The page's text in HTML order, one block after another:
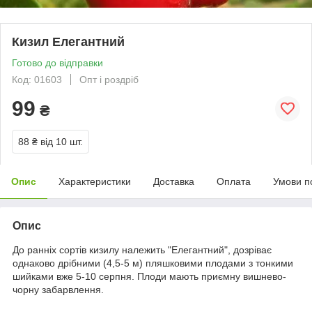
Кизил Елегантний
Готово до відправки
Код: 01603
Опт і роздріб
99 ₴
88 ₴ від 10 шт.
Опис Характеристики Доставка Оплата Умови
Опис
До ранніх сортів кизилу належить "Елегантний", дозріває
однаково дрібними (4,5-5 м) пляшковими плодами з тонкими
шийками вже 5-10 серпня. Плоди мають приємну вишнево-
чорну забарвлення.